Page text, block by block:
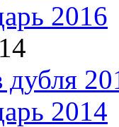
2016
дубля
2014